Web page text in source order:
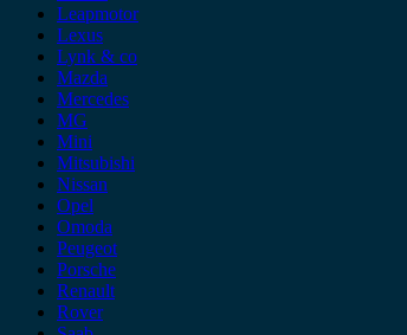
Leapmotor
Lexus
Lynk & co
Mazda
Mercedes
MG
Mini
Mitsubishi
Nissan
Opel
Omoda
Peugeot
Porsche
Renault
Rover